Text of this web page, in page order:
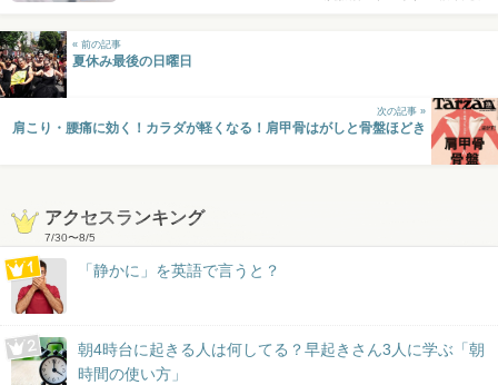
« 前の記事
夏休み最後の日曜日
次の記事 »
肩こり・腰痛に効く！カラダが軽くなる！肩甲骨はがしと骨盤ほどき
アクセスランキング
7/30〜8/5
「静かに」を英語で言うと？
朝4時台に起きる人は何してる？早起きさん3人に学ぶ「朝
時間の使い方」